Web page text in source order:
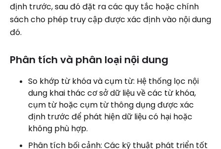
định trước, sau đó đặt ra các quy tắc hoặc chính
sách cho phép truy cập được xác định vào nội dung
đó.
Phân tích và phân loại nội dung
So khớp từ khóa và cụm từ: Hệ thống lọc nội
dung khai thác cơ sở dữ liệu về các từ khóa,
cụm từ hoặc cụm từ thông dụng được xác
định trước để phát hiện dữ liệu có hại hoặc
không phù hợp.
Phân tích bối cảnh: Các kỹ thuật phát triển tốt